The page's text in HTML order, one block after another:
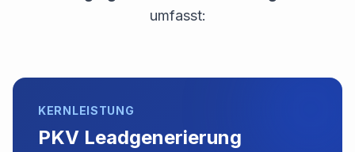
umfasst:
KERNLEISTUNG
PKV Leadgenerierung